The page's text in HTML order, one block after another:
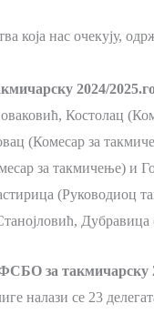
која нас очекују,
2024/
Костолац
(Комесар за
за такмичење) и
(Руководиоц
Дубравица
за такмичарску
налази се 23